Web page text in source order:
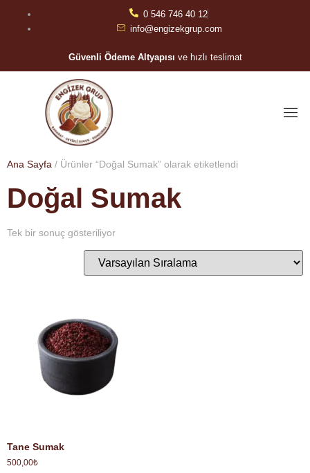
0 546 746 40 12
info@engizekgrup.com
Güvenli Ödeme Altyapısı ve hızlı teslimat
Ana Sayfa / Ürünler “Doğal Sumak” olarak etiketlendi
Doğal Sumak
Tek bir sonuç gösteriliyor
Tane Sumak
500,00₺